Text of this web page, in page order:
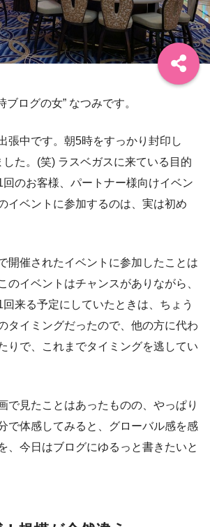
ブログの女” なつみです。
張中です。朝5時をすっかり封印し
た。(笑) ラスベガスに来ている目的
のお客様、パートナー様向けイベン
イベントに参加するのは、実は初め
開催されたイベントに参加したことは
のイベントはチャンスがありながら、
来る予定にしていたときは、ちょう
タイミングだったので、他の方に代わ
りで、これまでタイミングを逃してい
で見たことはあったものの、やっぱり
で体感してみると、グローバル感を感
、今日はブログにゆるっと書きたいと